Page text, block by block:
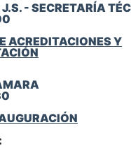
- SECRETARÍA
ACREDITACIONES Y